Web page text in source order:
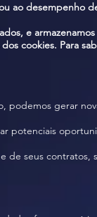
ao desempenho
e
cookies. Para
podemos gerar
potenciais
de seus contratos,